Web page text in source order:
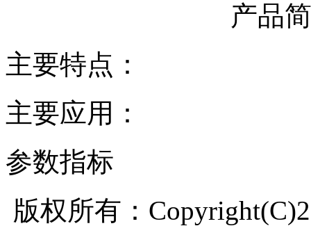
产品
主要特点：
主要应用：
参数指标
版权所有：